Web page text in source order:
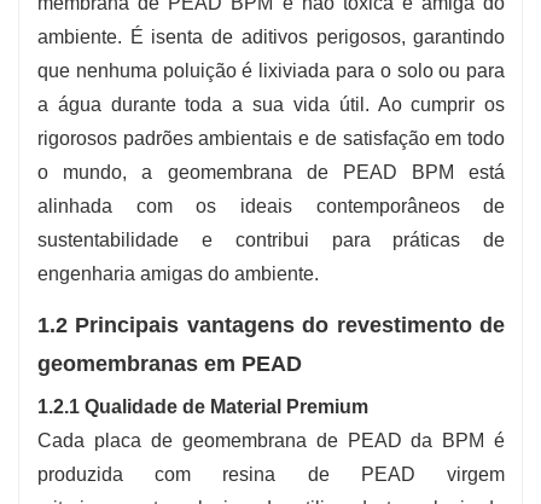
ambiente. É isenta de aditivos perigosos, garantindo
que nenhuma poluição é lixiviada para o solo ou para
a água durante toda a sua vida útil. Ao cumprir os
rigorosos padrões ambientais e de satisfação em todo
o mundo, a geomembrana de PEAD BPM está
alinhada com os ideais contemporâneos de
sustentabilidade e contribui para práticas de
engenharia amigas do ambiente.
1.2 Principais vantagens do revestimento de
geomembranas em PEAD
1.2.1 Qualidade de Material Premium
Cada placa de geomembrana de PEAD da BPM é
produzida com resina de PEAD virgem